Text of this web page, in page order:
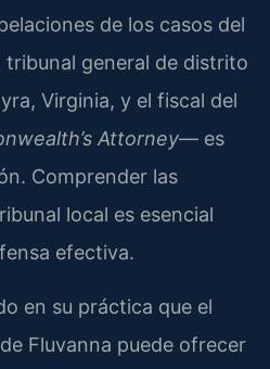
de los casos del
general de distrito
Virginia, y el fiscal del
Attorney— es
Comprender las
local es esencial
efectiva.
en su práctica que el
Fluvanna puede ofrecer